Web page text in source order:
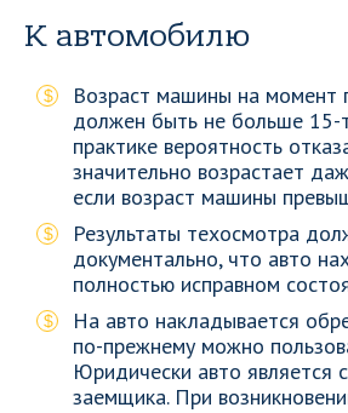
К автомобилю
Возраст машины на момент
должен быть не больше 15-
практике вероятность
значительно возрастает
если возраст машины
Результаты техосмотра
документально, что авто
полностью исправном
На авто накладывается
по-прежнему можно
Юридически авто является
заемщика. При